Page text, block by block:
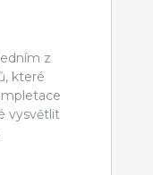
z
které
vysvětlit